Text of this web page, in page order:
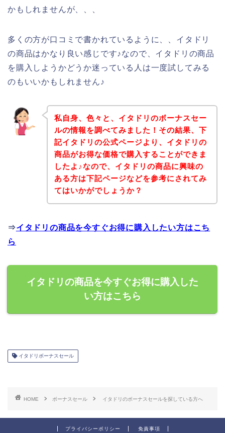
かもしれませんが、、、
多くの方が口コミで書かれているように、、イタドリ
の商品はかなり良い感じです♪なので、イタドリの商品
を購入しようかどうか迷っている人は一度試してみる
のもいいかもしれません♪
私自身、色々と、イタドリのボーナスセー
ルの情報を調べてみました！その結果、下
記イタドリの公式ページより、イタドリの
商品がお得な価格で購入することができま
したよ♪なので、イタドリの商品に興味の
ある方は下記ページなどを参考にされてみ
てはいかがでしょうか？
⇒イタドリの商品を今すぐお得に購入したい方はこち
ら
イタドリの商品を今すぐお得に購入した
い方はこちら
イタドリボーナスセール
HOME ボーナスセール イタドリのボーナスセールを探している方へ
プライバシーポリシー 免責事項